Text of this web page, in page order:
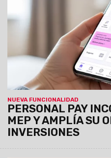
NUEVA FUNCIONALIDAD
PERSONAL PAY
MEP Y AMPLÍA SU
INVERSIONES
automáticamente del dinero
personas usuarias de
de Personal, tendrán la
vender dólar MEP desde de